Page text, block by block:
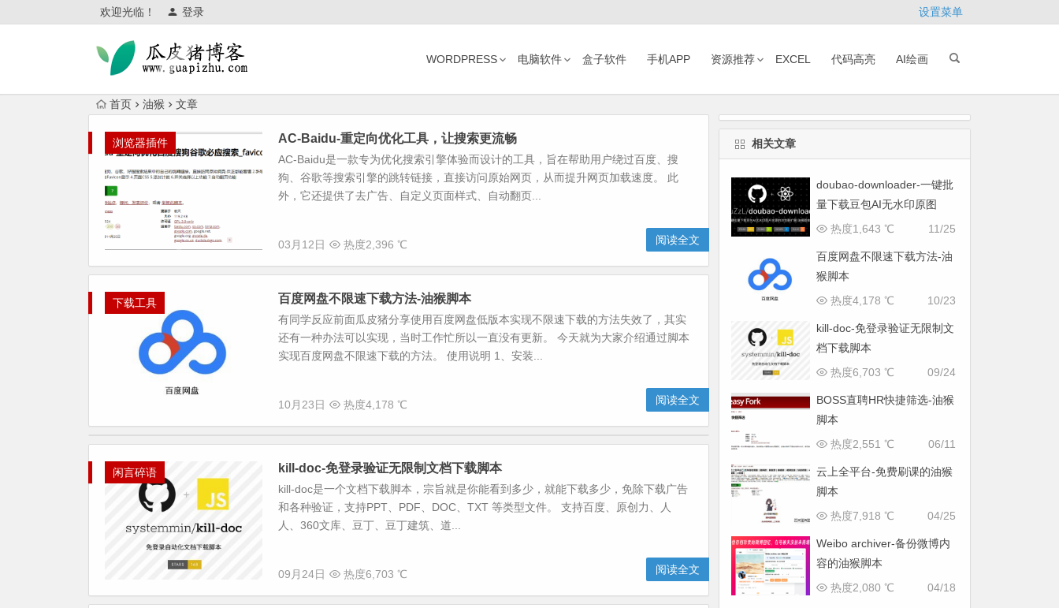
欢迎光临！ 登录 设置菜单
WORDPRESS 电脑软件 盒子软件 手机APP 资源推荐 EXCEL 代码高亮 AI绘画
首页 油猴 文章
浏览器插件 AC-Baidu-重定向优化工具，让搜索更流畅
AC-Baidu是一款专为优化搜索引擎体验而设计的工具，旨在帮助用户绕过百度、搜
狗、谷歌等搜索引擎的跳转链接，直接访问原始网页，从而提升网页加载速度。 此
外，它还提供了去广告、自定义页面样式、自动翻页...
03月12日 热度2,396 ℃ 阅读全文
下载工具 百度网盘不限速下载方法-油猴脚本
有同学反应前面瓜皮猪分享使用百度网盘低版本实现不限速下载的方法失效了，其实
还有一种办法可以实现，当时工作忙所以一直没有更新。 今天就为大家介绍通过脚本
实现百度网盘不限速下载的方法。 使用说明 1、安装...
10月23日 热度4,178 ℃ 阅读全文
闲言碎语 kill-doc-免登录验证无限制文档下载脚本
kill-doc是一个文档下载脚本，宗旨就是你能看到多少，就能下载多少，免除下载广告
和各种验证，支持PPT、PDF、DOC、TXT 等类型文件。 支持百度、原创力、人
人、360文库、豆丁、豆丁建筑、道...
09月24日 热度6,703 ℃ 阅读全文
相关文章
doubao-downloader-一键批
量下载豆包AI无水印原图
11/25
热度1,643 ℃
百度网盘不限速下载方法-油
猴脚本
10/23
热度4,178 ℃
kill-doc-免登录验证无限制文
档下载脚本
09/24
热度6,703 ℃
BOSS直聘HR快捷筛选-油猴
脚本
06/11
热度2,551 ℃
云上全平台-免费刷课的油猴
脚本
04/25
热度7,918 ℃
Weibo archiver-备份微博内
容的油猴脚本
04/18
热度2,080 ℃